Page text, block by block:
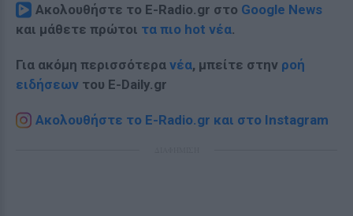
Ακολουθήστε το E-Radio.gr στο Google News
και μάθετε πρώτοι τα πιο hot νέα.
Για ακόμη περισσότερα νέα, μπείτε στην ροή
ειδήσεων του E-Daily.gr
Ακολουθήστε το E-Radio.gr και στο Instagram